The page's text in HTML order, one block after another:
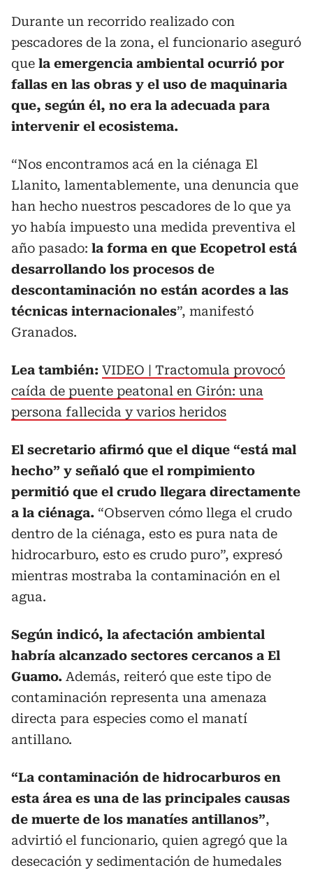
Durante un recorrido realizado con
pescadores de la zona, el funcionario aseguró
que la emergencia ambiental ocurrió por
fallas en las obras y el uso de maquinaria
que, según él, no era la adecuada para
intervenir el ecosistema.
“Nos encontramos acá en la ciénaga El
Llanito, lamentablemente, una denuncia que
han hecho nuestros pescadores de lo que ya
yo había impuesto una medida preventiva el
año pasado: la forma en que Ecopetrol está
desarrollando los procesos de
descontaminación no están acordes a las
técnicas internacionales”, manifestó
Granados.
Lea también: VIDEO | Tractomula provocó
caída de puente peatonal en Girón: una
persona fallecida y varios heridos
El secretario afirmó que el dique “está mal
hecho” y señaló que el rompimiento
permitió que el crudo llegara directamente
a la ciénaga. “Observen cómo llega el crudo
dentro de la ciénaga, esto es pura nata de
hidrocarburo, esto es crudo puro”, expresó
mientras mostraba la contaminación en el
agua.
Según indicó, la afectación ambiental
habría alcanzado sectores cercanos a El
Guamo. Además, reiteró que este tipo de
contaminación representa una amenaza
directa para especies como el manatí
antillano.
“La contaminación de hidrocarburos en
esta área es una de las principales causas
de muerte de los manatíes antillanos”,
advirtió el funcionario, quien agregó que la
desecación y sedimentación de humedales